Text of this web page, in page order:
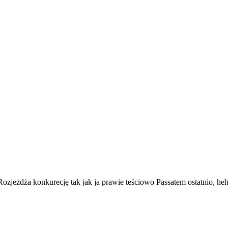
konkurecję tak jak ja prawie teściowo Passatem ostatnio,